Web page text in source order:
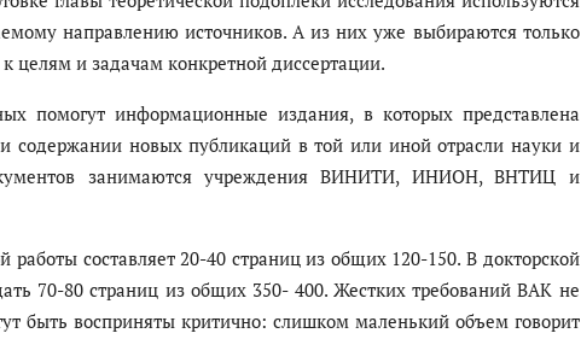
направлению источников. А из них уже выбираются только
целям и задачам конкретной диссертации.
помогут информационные издания, в которых представлена
содержании новых публикаций в той или иной отрасли науки и
занимаются учреждения ВИНИТИ, ИНИОН, ВНТИЦ и
работы составляет 20-40 страниц из общих 120-150. В докторской
70-80 страниц из общих 350- 400. Жестких требований ВАК не
быть восприняты критично: слишком маленький объем говорит